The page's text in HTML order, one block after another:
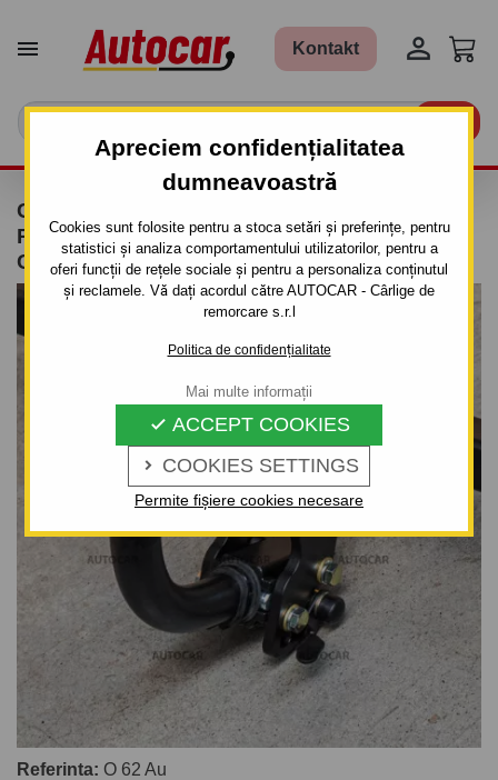
Apreciem confidențialitatea
dumneavoastră
Cookies sunt folosite pentru a stoca setări și preferințe, pentru
statistici și analiza comportamentului utilizatorilor, pentru a
oferi funcții de rețele sociale și pentru a personaliza conținutul
și reclamele. Vă dați acordul către AUTOCAR - Cârlige de
remorcare s.r.l
Politica de confidențialitate
 COOKIES SETTINGS
 ACCEPT COOKIES
Permite fișiere cookies necesare
Mai multe informații
 Kontakt 
CÂRLIG DE REMORCARE PENTRU LEXUS
RX - SISTEM DEMONTABIL AUTOMAT CU
CLEMĂ
Referinta: O 62 Au